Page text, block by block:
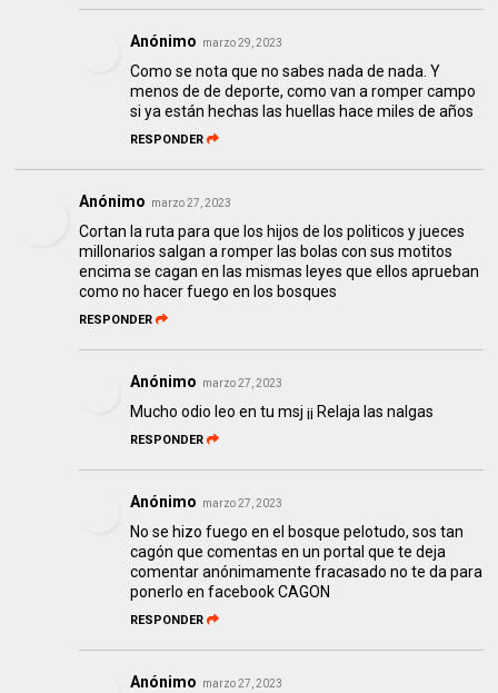
Anónimo marzo 29, 2023
Como se nota que no sabes nada de nada. Y
menos de de deporte, como van a romper campo
si ya están hechas las huellas hace miles de años
RESPONDER
Anónimo marzo 27, 2023
Cortan la ruta para que los hijos de los politicos y jueces
millonarios salgan a romper las bolas con sus motitos
encima se cagan en las mismas leyes que ellos aprueban
como no hacer fuego en los bosques
RESPONDER
Anónimo marzo 27, 2023
Mucho odio leo en tu msj ¡¡ Relaja las nalgas
RESPONDER
Anónimo marzo 27, 2023
No se hizo fuego en el bosque pelotudo, sos tan
cagón que comentas en un portal que te deja
comentar anónimamente fracasado no te da para
ponerlo en facebook CAGON
RESPONDER
Anónimo marzo 27, 2023